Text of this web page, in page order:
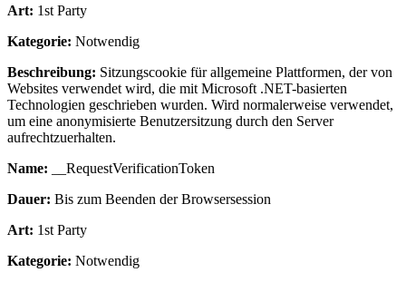
Art: 1st Party
Kategorie: Notwendig
Beschreibung: Sitzungscookie für allgemeine Plattformen, der von
Websites verwendet wird, die mit Microsoft .NET-basierten
Technologien geschrieben wurden. Wird normalerweise verwendet,
um eine anonymisierte Benutzersitzung durch den Server
aufrechtzuerhalten.
Name: __RequestVerificationToken
Dauer: Bis zum Beenden der Browsersession
Art: 1st Party
Kategorie: Notwendig